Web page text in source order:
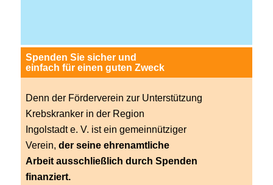
Spenden Sie sicher und
einfach für einen guten Zweck
Denn der Förderverein zur Unterstützung
Krebskranker in der Region
Ingolstadt e. V. ist ein gemeinnütziger
Verein, der seine ehrenamtliche
Arbeit ausschließlich durch Spenden
finanziert.